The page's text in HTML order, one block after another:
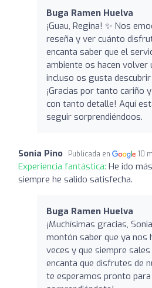
Buga Ramen Huelva
¡Guau, Regina! ✨ Nos
reseña y ver cuánto
encanta saber que el
ambiente os hacen volver
incluso os gusta descubrir
¡Gracias por tanto cariño
con tanto detalle! Aquí
seguir sorprendiéndoos.
Sonia Pino Publicada en 10
Experiencia fantástica: He ido
siempre he salido satisfecha.
Buga Ramen Huelva
¡Muchísimas gracias,
montón saber que ya nos
veces y que siempre
encanta que disfrutes de
te esperamos pronto